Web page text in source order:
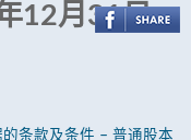
12月31日
条款及条件 – 普通股本